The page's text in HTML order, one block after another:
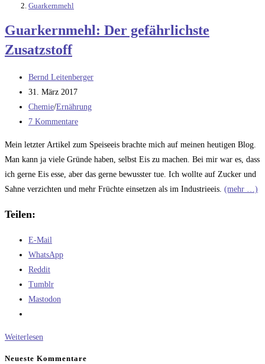
Guarkernmehl
Guarkernmehl: Der gefährlichste
Zusatzstoff
Beitrags-
Autor:
Bernd Leitenberger
Beitrag
veröffentlicht:
31. März 2017
Beitrags-
Kategorie:
Chemie/Ernährung
Beitrags-
7 Kommentare
Mein letzter Artikel zum Speiseeis brachte mich auf meinen heutigen Blog.
Man kann ja viele Gründe haben, selbst Eis zu machen. Bei mir war es, dass
ich gerne Eis esse, aber das gerne bewusster tue. Ich wollte auf Zucker und
Sahne verzichten und mehr Früchte einsetzen als im Industrieeis. (mehr …)
Teilen:
E-Mail
WhatsApp
Reddit
Tumblr
Mastodon
Weiterlesen
Neueste Kommentare